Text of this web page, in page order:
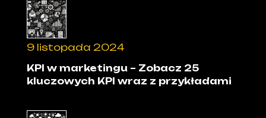
9 listopada 2024
KPI w marketingu – Zobacz 25
kluczowych KPI wraz z przykładami